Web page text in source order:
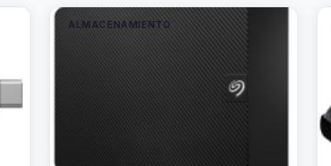
ALMACENAMIENTO